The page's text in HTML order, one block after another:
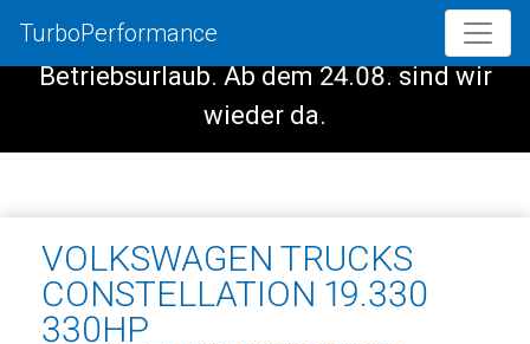
Vom 08.08. - 23.08. haben wir
Betriebsurlaub. Ab dem 24.08. sind wir
wieder da.
TurboPerformance
VOLKSWAGEN TRUCKS
CONSTELLATION 19.330
330HP